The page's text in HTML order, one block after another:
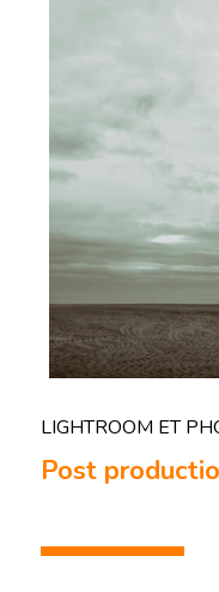
LIGHTROOM ET
Post